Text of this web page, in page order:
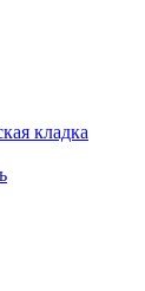
кладка